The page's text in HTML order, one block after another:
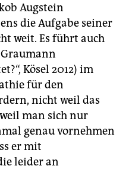
Augstein
die Aufgabe seiner
weit. Es führt auch
Kösel 2012) im
für den
nicht weil das
man sich nur
genau vornehmen
er mit
leider an